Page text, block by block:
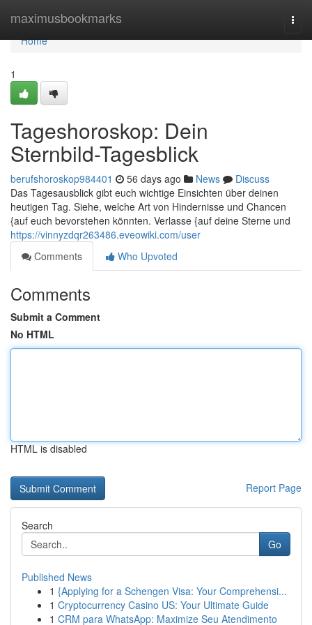
maximusbookmarks
Home
Home
1
Tageshoroskop: Dein
Sternbild-Tagesblick
berufshoroskop984401 56 days ago News
Discuss
Das Tagesausblick gibt euch wichtige Einsichten über deinen
heutigen Tag. Siehe, welche Art von Hindernisse und Chancen
{auf euch bevorstehen könnten. Verlasse {auf deine Sterne und
https://vinnyzdqr263486.eveowiki.com/user
Comments
Who Upvoted
Comments
Submit a Comment
No HTML
HTML is disabled
Report Page
Search
Go
Published News
1 {Applying for a Schengen Visa: Your Comprehensi...
1 Cryptocurrency Casino US: Your Ultimate Guide
1 CRM para WhatsApp: Maximize Seu Atendimento